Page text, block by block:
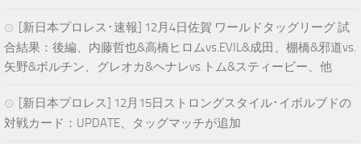
[新日本プロレス･速報] 12月4日佐賀 ワールドタッグリーグ 試
合結果：後編、内藤哲也&高橋ヒロムvs.EVIL&成田、棚橋&邪道vs.
矢野&ボルチン、グレオカ&ヘナレvs.トム&スティービー、他
[新日本プロレス] 12月15日ストロングスタイル･イボルブドの
対戦カード：UPDATE、タッグマッチが追加